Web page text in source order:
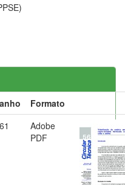
Formato
Adobe
PDF